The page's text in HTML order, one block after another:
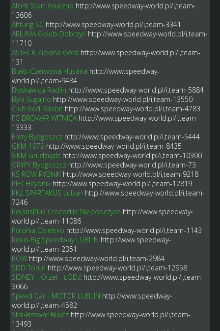
Aforti Start Gniezno http://www.speedway-world.pl/i,team-
13606
Ahtung SC http://www.speedway-world.pl/i,team-3341
ARJUMA Golub-Dobrzyń http://www.speedway-world.pl/i,team-
11710
ASTECK Zielona Góra http://www.speedway-world.pl/i,team-
131
Biało-Czerwona Husaria http://www.speedway-
world.pl/i,team-9484
Błyskawica Radlin http://www.speedway-world.pl/i,team-5884
Byki Sugajno http://www.speedway-world.pl/i,team-13550
Club Red Rabbit http://www.speedway-world.pl/i,team-4783
FC BROWAR WITNICA http://www.speedway-world.pl/i,team-
13333
Frety Bydgoszcz http://www.speedway-world.pl/i,team-5444
GKM 1979 http://www.speedway-world.pl/i,team-8435
GKM Grudziądz http://www.speedway-world.pl/i,team-10300
GRYFY Bydgoszcz http://www.speedway-world.pl/i,team-73
KS ROW RYBNIK http://www.speedway-world.pl/i,team-9218
PIECHRybnik http://www.speedway-world.pl/i,team-12819
PKŻ SPARTAKUS Lubań http://www.speedway-world.pl/i,team-
7246
PolarisPlus Crocodile Niedobczyce http://www.speedway-
world.pl/i,team-11086
Polonia Osielsko http://www.speedway-world.pl/i,team-1143
Roko-Big Speedway LUBLIN http://www.speedway-
world.pl/i,team-2351
ROW http://www.speedway-world.pl/i,team-2984
SDD Toruń http://www.speedway-world.pl/i,team-12958
SIDNEY - Orzeł - ŁÓDŹ http://www.speedway-world.pl/i,team-
3066
Speed Car - MOTOR LUBLIN http://www.speedway-
world.pl/i,team-4582
Stal-Browar Bialcz http://www.speedway-world.pl/i,team-
13493